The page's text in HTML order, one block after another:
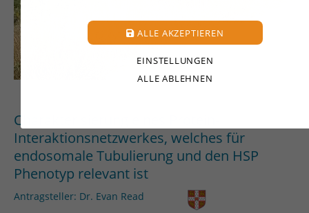
ALLE AKZEPTIEREN
EINSTELLUNGEN
ALLE ABLEHNEN
Charakterisierung eines Protein-
Interaktionsnetzwerkes, welches für
endosomale Tubulierung und den HSP
Phenotyp relevant ist
Antragsteller: Dr. Evan Read